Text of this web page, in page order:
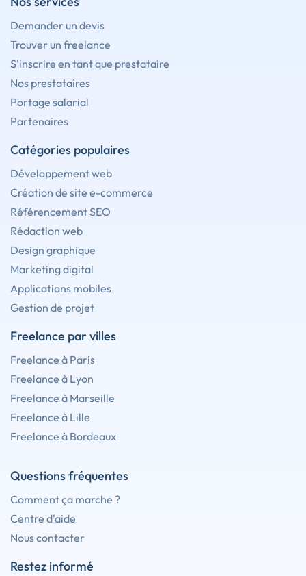
Demander un devis
Trouver un freelance
S'inscrire en tant que prestataire
Nos prestataires
Portage salarial
Partenaires
Catégories populaires
Développement web
Création de site e-commerce
Référencement SEO
Rédaction web
Design graphique
Marketing digital
Applications mobiles
Gestion de projet
Freelance par villes
Freelance à Paris
Freelance à Lyon
Freelance à Marseille
Freelance à Lille
Freelance à Bordeaux
Questions fréquentes
Comment ça marche ?
Centre d'aide
Nous contacter
Restez informé